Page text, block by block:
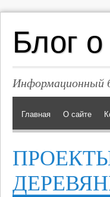
Блог о
Информационный
Главная О сайте